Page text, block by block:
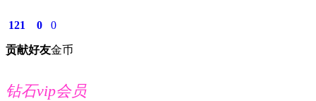
121
贡献
0
好友
0
金币
钻石vip会员